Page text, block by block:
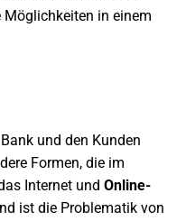
Möglichkeiten in einem
und den Kunden
Formen, die im
Internet und Online-
ist die Problematik von